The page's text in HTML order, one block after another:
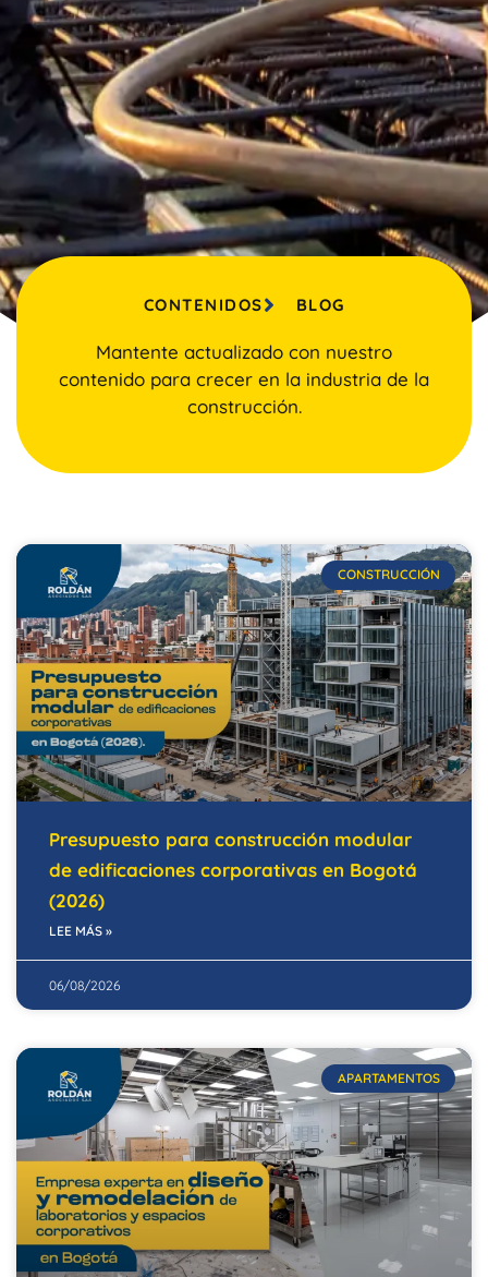
CONTENIDOS BLOG
Mantente actualizado con nuestro
contenido para crecer en la industria de la
construcción.
CONSTRUCCIÓN
Presupuesto para construcción modular
de edificaciones corporativas en Bogotá
(2026)
LEE MÁS »
06/08/2026
APARTAMENTOS